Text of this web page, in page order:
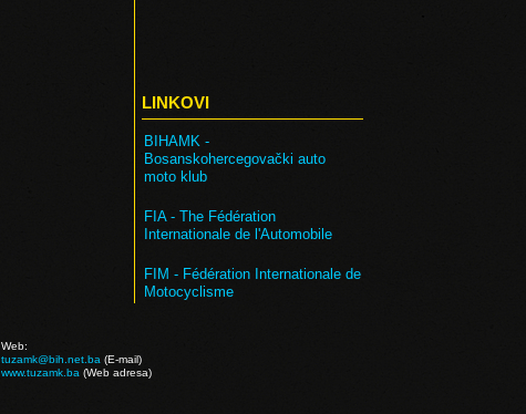
LINKOVI
BIHAMK -
Bosanskohercegovački auto
moto klub
FIA - The Fédération
Internationale de l'Automobile
FIM - Fédération Internationale de
Motocyclisme
Web:
tuzamk@bih.net.ba (E-mail)
www.tuzamk.ba (Web adresa)